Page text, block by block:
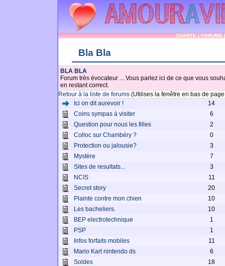
CHARTE|FORUMS
Bla Bla
BLA BLA
Forum très évocateur ... Vous parlez ici de ce que vous
en restant correct.
Retour à la liste de forums (Utilises la fenêtre en bas de
Ici on dit aurevoir !
14
Coins sympas à visiter
6
Question pour nous les filles
2
Colloc sur Chambéry ?
0
Protection ou jalousie?
3
Mystère
7
Sites de resultats...
3
NCIS
11
Secret story
20
Plainte contre mon chien
10
Les bacheliers.
10
BEP electrotechnique
1
PSP
1
Infos forfaits mobiles
11
Mario Kart nintendo ds
6
Soldes
18